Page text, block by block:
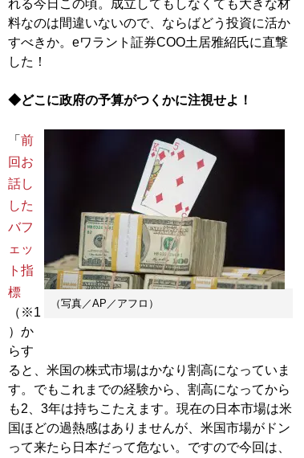
れる今日この頃。成立してもしなくても大きな材
料なのは間違いないので、ならばどう投資に活か
すべきか。eワラント証券COO土居雅紹氏に直撃
した！
◆どこに政府の予算がつくかに注視せよ！
（写真／AP／アフロ）
「 前
回お
話し
した
バフ
ェッ
ト指
標
（※1
）か
らす
ると、米国の株式市場はかなり割高になっていま
す。でもこれまでの経験から、割高になってから
も2、3年は持ちこたえます。現在の日本市場は米
国ほどの過熱感はありませんが、米国市場がドン
って来たら日本だって危ない。ですので今回は、